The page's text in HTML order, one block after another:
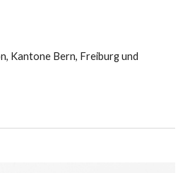
Kantone Bern, Freiburg und